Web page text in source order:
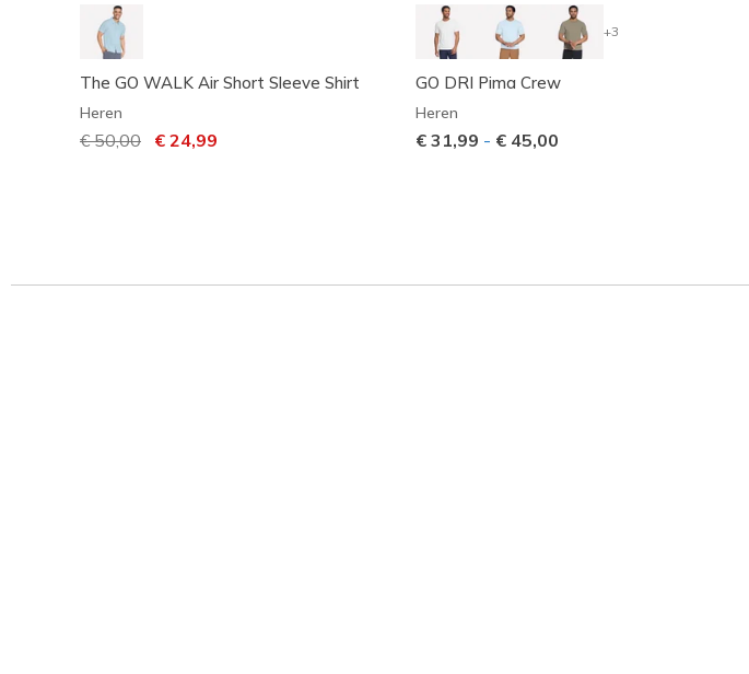
The GO WALK Air Short Sleeve Shirt
Heren
Prijs verlaagd van
€ 50,00 naar
€ 24,99
+3
GO DRI Pima Crew
Heren
€ 31,99 - € 45,00